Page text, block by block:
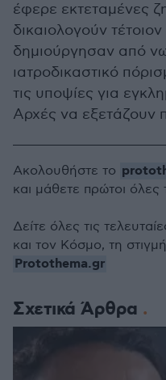
έφερε εκτεταμένες
δικαιολογούν
δημιούργησαν από
ιατροδικαστικό
τις υποψίες για
Αρχές να εξετάζουν
Σχετικά Άρθρα
Ακολουθήστε το
και μάθετε πρώτοι όλες
Δείτε όλες τις
και τον Κόσμο, τη
Protothema.gr